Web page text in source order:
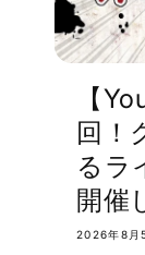
【
回！
るラ
開催
2026年8月